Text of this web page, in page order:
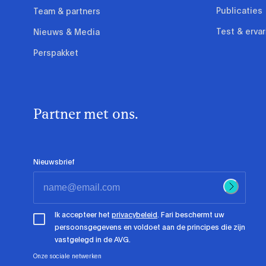
Partner met ons.
Nieuwsbrief
Ik accepteer het privacybeleid . Fari beschermt uw
persoonsgegevens en voldoet aan de principes die zijn
vastgelegd in de AVG.
Team & partners
Nieuws & Media
Perspakket
Publicaties
Test &
Onze sociale netwerken